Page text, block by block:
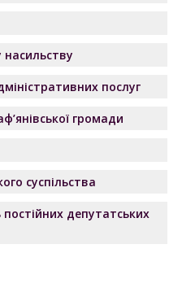
послуг
громади
суспільства
постійних депутатських